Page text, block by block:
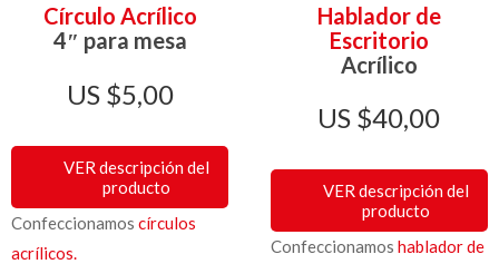
Círculo Acrílico
4″ para mesa
$5,00
VER descripción del
producto
Confeccionamos círculos
acrílicos.
Hablador de
Escritorio
Acrílico
$40,00
VER descripción del
producto
Confeccionamos hablador de